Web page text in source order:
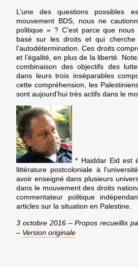
L’une des questions possibles
mouvement BDS, nous ne
politique » ? C’est parce que
basé sur les droits et qui
l’autodétermination. Ces droits
et l’égalité, en plus de la liberté.
combinaison des objectifs des
dans leurs trois inséparables
cette compréhension, les
sont aujourd’hui très actifs dans le
* Haiddar Eid est
littérature postcoloniale à
avoir enseigné dans plusieurs
dans le mouvement des droits
commentateur politique
articles sur la situation en Palestine.
3 octobre 2016 – Propos recueillis
– Version originale